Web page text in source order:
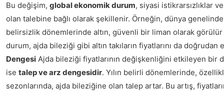
Bu değişim, global ekonomik durum, siyasi istikrarsızlıklar ve
olan talebine bağlı olarak şekillenir. Örneğin, dünya
belirsizlik dönemlerinde altın, güvenli bir liman olarak
durum, ajda bileziği gibi altın takıların fiyatlarını da doğrudan
Dengesi Ajda bileziği fiyatlarının değişkenliğini etkileyen bir
ise talep ve arz dengesidir. Yılın belirli dönemlerinde,
sezonlarında, ajda bileziğine olan talep artar. Bu artış,